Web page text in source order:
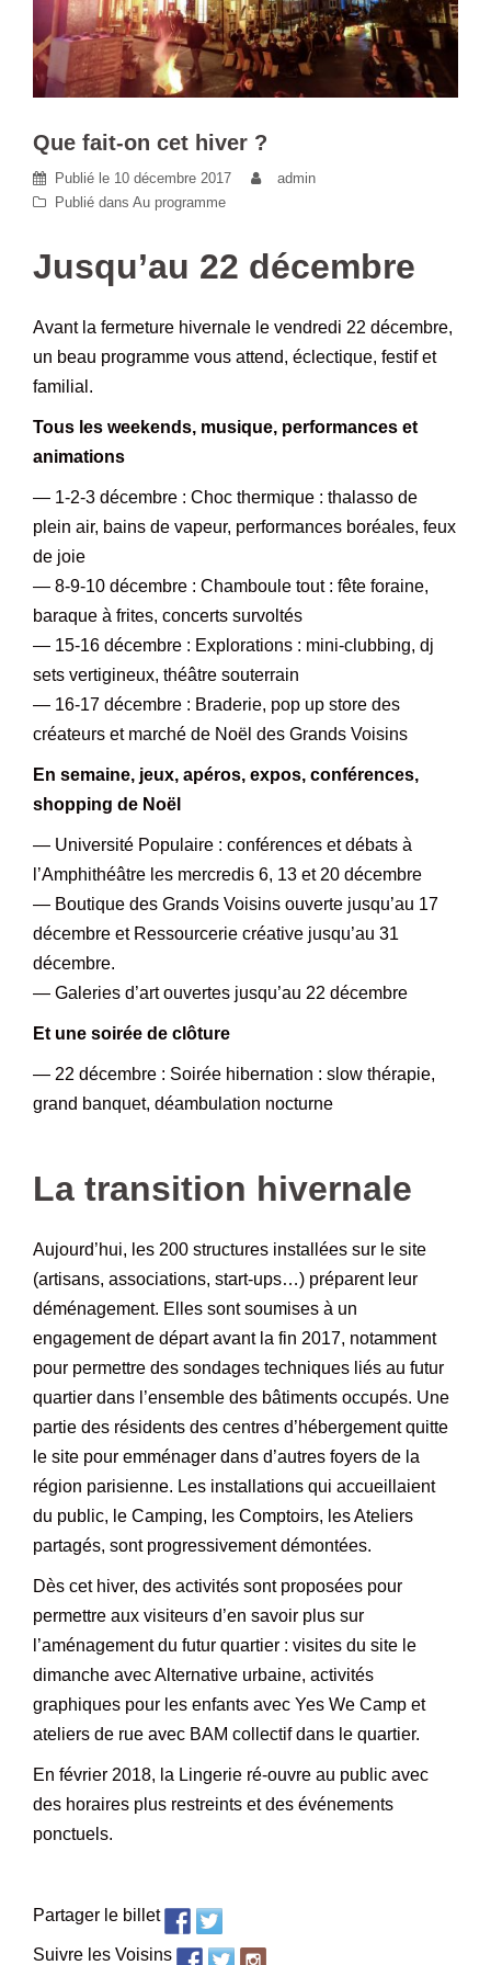
Que fait-on cet hiver ?
Publié le 10 décembre 2017
admin
Publié dans Au programme
Jusqu’au 22 décembre
Avant la fermeture hivernale le vendredi 22 décembre,
un beau programme vous attend, éclectique, festif et
familial.
Tous les weekends, musique, performances et
animations
— 1-2-3 décembre : Choc thermique : thalasso de
plein air, bains de vapeur, performances boréales, feux
de joie
— 8-9-10 décembre : Chamboule tout : fête foraine,
baraque à frites, concerts survoltés
— 15-16 décembre : Explorations : mini-clubbing, dj
sets vertigineux, théâtre souterrain
— 16-17 décembre : Braderie, pop up store des
créateurs et marché de Noël des Grands Voisins
En semaine, jeux, apéros, expos, conférences,
shopping de Noël
— Université Populaire : conférences et débats à
l’Amphithéâtre les mercredis 6, 13 et 20 décembre
— Boutique des Grands Voisins ouverte jusqu’au 17
décembre et Ressourcerie créative jusqu’au 31
décembre.
— Galeries d’art ouvertes jusqu’au 22 décembre
Et une soirée de clôture
— 22 décembre : Soirée hibernation : slow thérapie,
grand banquet, déambulation nocturne
La transition hivernale
Aujourd’hui, les 200 structures installées sur le site
(artisans, associations, start-ups…) préparent leur
déménagement. Elles sont soumises à un
engagement de départ avant la fin 2017, notamment
pour permettre des sondages techniques liés au futur
quartier dans l’ensemble des bâtiments occupés. Une
partie des résidents des centres d’hébergement quitte
le site pour emménager dans d’autres foyers de la
région parisienne. Les installations qui accueillaient
du public, le Camping, les Comptoirs, les Ateliers
partagés, sont progressivement démontées.
Dès cet hiver, des activités sont proposées pour
permettre aux visiteurs d’en savoir plus sur
l’aménagement du futur quartier : visites du site le
dimanche avec Alternative urbaine, activités
graphiques pour les enfants avec Yes We Camp et
ateliers de rue avec BAM collectif dans le quartier.
En février 2018, la Lingerie ré-ouvre au public avec
des horaires plus restreints et des événements
ponctuels.
Partager le billet
Suivre les Voisins